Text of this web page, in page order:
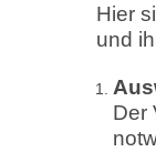
Hier
und
Der